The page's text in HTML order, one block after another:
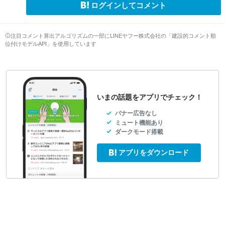
ログインしてコメント
注目コメント算出アルゴリズムの一部にLINEヤフー株式会社の「建設的コメント順
位付けモデルAPI」を使用しています
いまの話題をアプリでチェック！
バナー広告なし
ミュート機能あり
ダークモード搭載
アプリをダウンロード